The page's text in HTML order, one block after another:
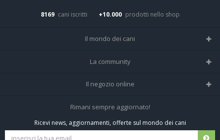
8169 cani iscritti +10.000 prodotti nello shop
Il mondo dei cani
Tutte le razze
La community
Home
Tutti i cani iscritti
Il negozio online
Negozio per cani
Spedizioni e resi
Rimani sempre aggiornato!
Ricevi news, aggiornamenti, offerte sul mondo dei cani